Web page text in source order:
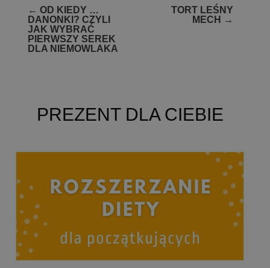
Zobacz
wpisy
← OD KIEDY …
DANONKI? CZYLI
JAK WYBRAĆ
PIERWSZY SEREK
DLA NIEMOWLAKA
TORT LEŚNY
MECH
→
PREZENT DLA CIEBIE